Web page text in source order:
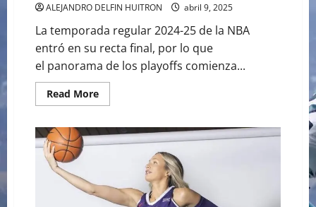
ALEJANDRO DELFIN HUITRON abril 9, 2025
La temporada regular 2024-25 de la NBA
entró en su recta final, por lo que
el panorama de los playoffs comienza...
Read MoreRead
more
CASÌ
LISTOS
LOSPLAYOFFS
LA
NBA